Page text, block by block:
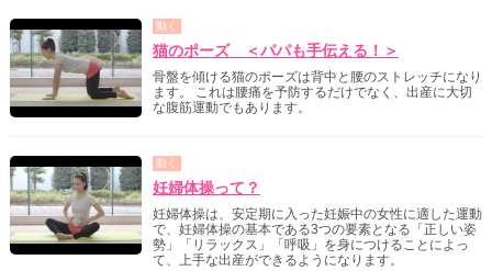
動く
猫のポーズ ＜パパも手伝える！＞
骨盤を傾ける猫のポーズは背中と腰のストレッチになり
ます。 これは腰痛を予防するだけでなく、出産に大切
な腹筋運動でもあります。
動く
妊婦体操って？
妊婦体操は、安定期に入った妊娠中の女性に適した運動
で、妊婦体操の基本である3つの要素となる「正しい姿
勢」「リラックス」「呼吸」を身につけることによっ
て、上手な出産ができるようになります。